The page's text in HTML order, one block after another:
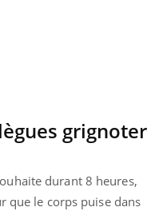
grignoter
durant 8 heures,
que le corps puise dans